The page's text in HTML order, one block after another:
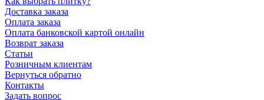
Доставка заказа
Оплата заказа
Оплата банковской картой онлайн
Возврат заказа
Статьи
Розничным клиентам
Вернуться обратно
Контакты
Задать вопрос